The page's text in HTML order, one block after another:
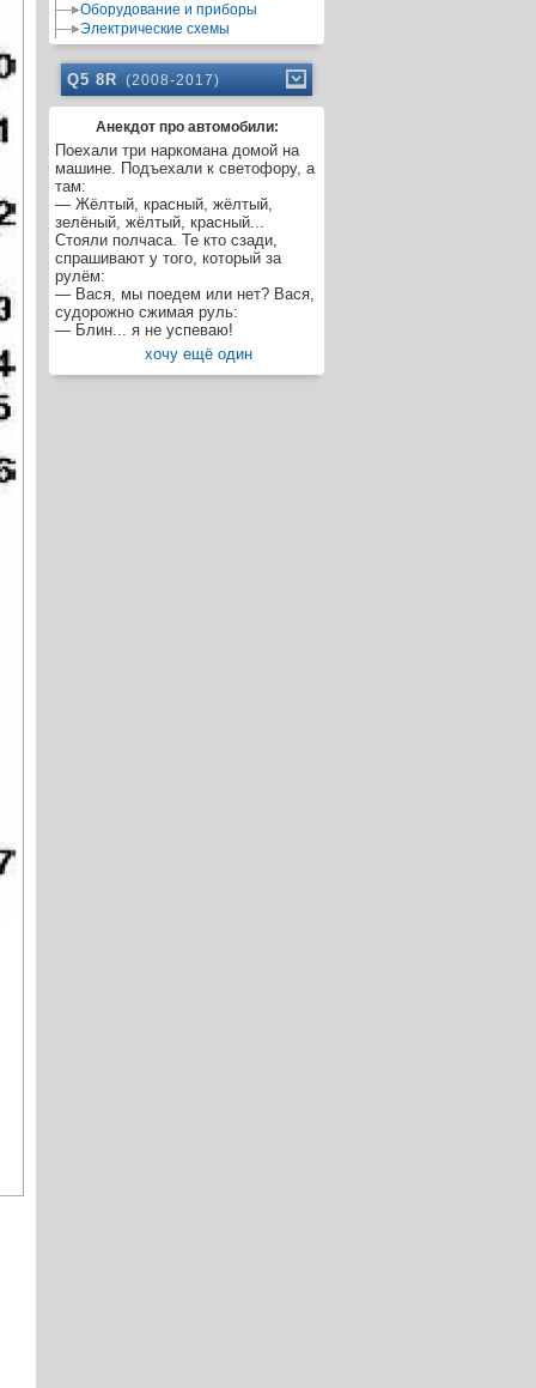
Оборудование и приборы
Электрические схемы
Q5 8R (2008-2017)
Анекдот про автомобили:
Поехали три наркомана домой на
машине. Подъехали к светофору, а
там:
— Жёлтый, красный, жёлтый,
зелёный, жёлтый, красный...
Стояли полчаса. Те кто сзади,
спрашивают у того, который за
рулём:
— Вася, мы поедем или нет? Вася,
судорожно сжимая руль:
— Блин... я не успеваю!
хочу ещё один